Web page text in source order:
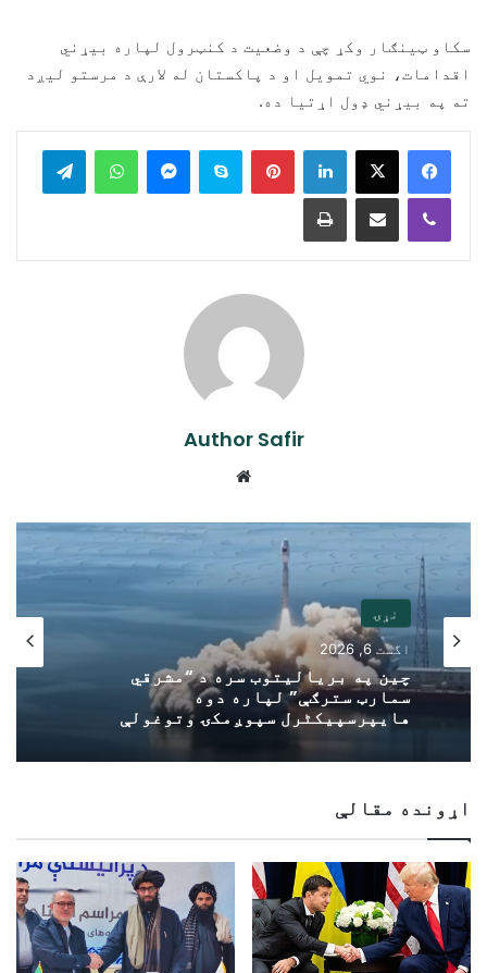
سکاو ټینګار وکړ چې د وضعیت د کنټرول لپاره بیړني
اقدامات، نوي تمویل او د پاکستان له لارې د مرستو لیږد
ته په بیړني ډول اړتیا ده.
LinkedIn
Pinterest
Skype
Messenger
WhatsApp
Viber
Share via Email
Print
Author Safir
نړۍ
اگست 6, 2026
چین په بریالیتوب سره د “مشرقي
سمارټ سترګې” لپاره دوه
هایپرسپیکٹرل سپوږمکۍ وتوغولې
اړونده مقالې